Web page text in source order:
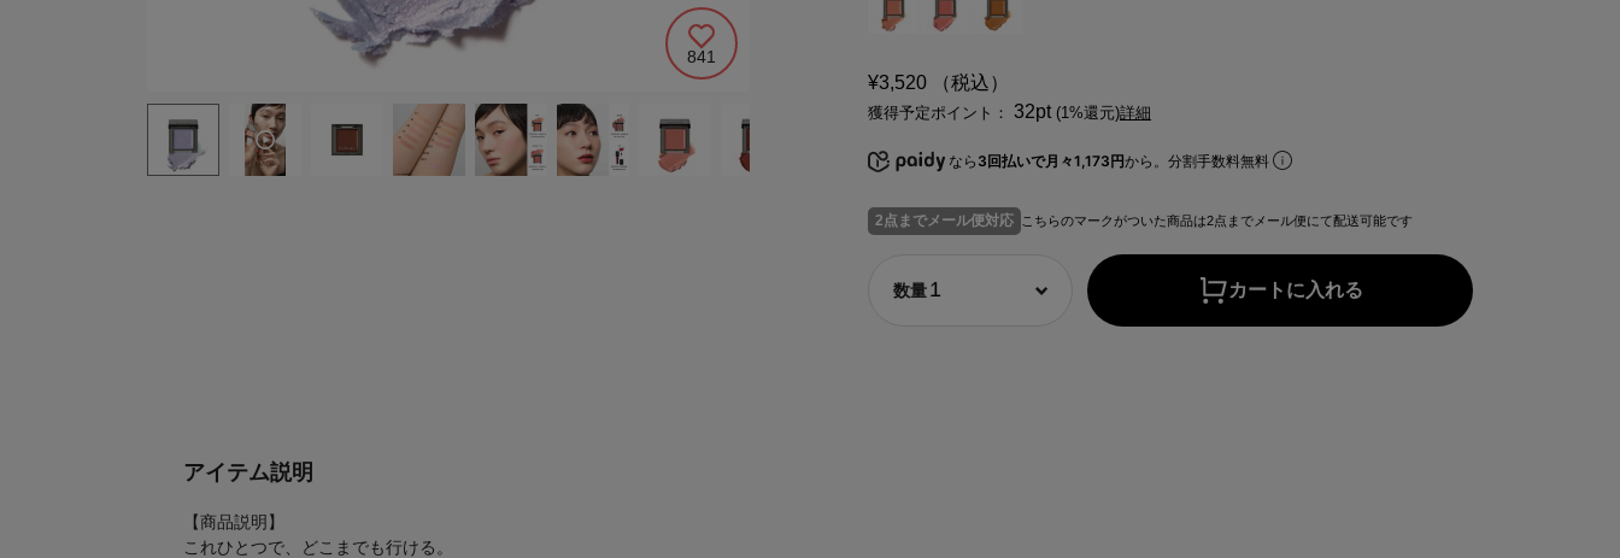
841
¥3,520 （税込）
獲得予定ポイント： 32pt (1%還元)詳細
なら 3回払いで月々1,173円から。分割手数料無料
2点までメール便対応 こちらのマークがついた商品は2点までメール便にて配送可能です
カートに入れる
アイテム説明
【商品説明】
これひとつで、どこまでも行ける。